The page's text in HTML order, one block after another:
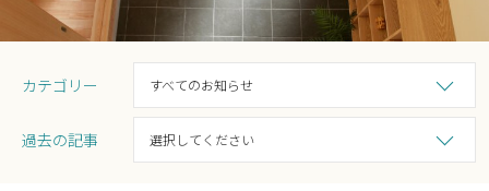
リフォーム
不動産情報
スタッフ紹介
カテゴリー すべてのお知らせ
過去の記事 選択してください